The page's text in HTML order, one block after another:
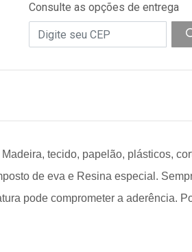
Consulte as opções de entrega
tecido, papelão, plásticos,
de eva e Resina especial.
pode comprometer a aderência.